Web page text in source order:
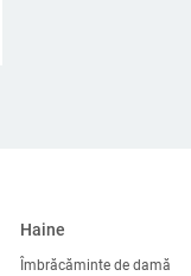
Haine
Îmbrăcăminte de damă